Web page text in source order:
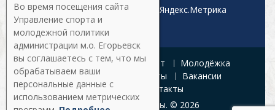
Главная Афиша Спорт
Молодёжка
Управление
Документы
Вакансии
Галерея
Контакты
Все права защищены. © 2026
Во время посещения сайта
Управление спорта и
молодежной политики
администрации м.о. Егорьевск
вы соглашаетесь с тем, что мы
обрабатываем ваши
персональные данные с
использованием метрических